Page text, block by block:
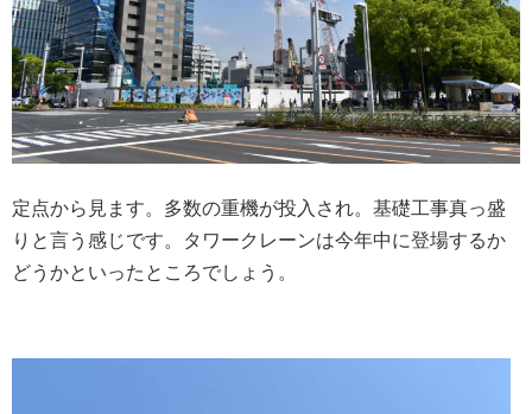
定点から見ます。多数の重機が投入され。基礎工事真っ盛
りと言う感じです。タワークレーンは今年中に登場するか
どうかといったところでしょう。